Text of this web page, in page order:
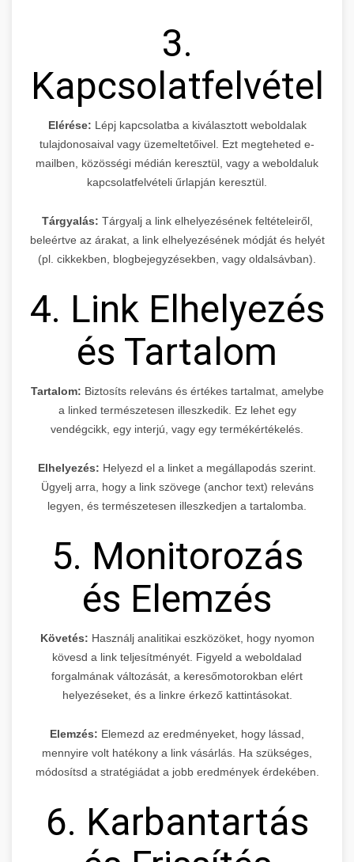
3.
Kapcsolatfelvétel
Elérése: Lépj kapcsolatba a kiválasztott weboldalak
tulajdonosaival vagy üzemeltetőivel. Ezt megteheted e-
mailben, közösségi médián keresztül, vagy a weboldaluk
kapcsolatfelvételi űrlapján keresztül.
Tárgyalás: Tárgyalj a link elhelyezésének feltételeiről,
beleértve az árakat, a link elhelyezésének módját és helyét
(pl. cikkekben, blogbejegyzésekben, vagy oldalsávban).
4. Link Elhelyezés
és Tartalom
Tartalom: Biztosíts releváns és értékes tartalmat, amelybe
a linked természetesen illeszkedik. Ez lehet egy
vendégcikk, egy interjú, vagy egy termékértékelés.
Elhelyezés: Helyezd el a linket a megállapodás szerint.
Ügyelj arra, hogy a link szövege (anchor text) releváns
legyen, és természetesen illeszkedjen a tartalomba.
5. Monitorozás
és Elemzés
Követés: Használj analitikai eszközöket, hogy nyomon
kövesd a link teljesítményét. Figyeld a weboldalad
forgalmának változását, a keresőmotorokban elért
helyezéseket, és a linkre érkező kattintásokat.
Elemzés: Elemezd az eredményeket, hogy lássad,
mennyire volt hatékony a link vásárlás. Ha szükséges,
módosítsd a stratégiádat a jobb eredmények érdekében.
6. Karbantartás